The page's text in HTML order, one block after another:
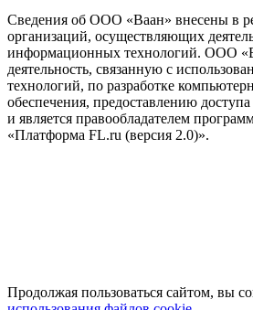
Сведения об ООО «Ваан» внесены в
организаций, осуществляющих
информационных технологий. ООО
деятельность, связанную с
технологий, по разработке
обеспечения, предоставлению
и является правообладателем
«Платформа FL.ru (версия 2.0)».
Продолжая пользоваться сайтом, вы